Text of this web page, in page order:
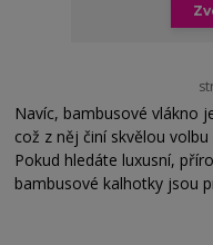
Navíc, bambusové vlákno
což z něj činí skvělou volbu
Pokud hledáte luxusní,
bambusové kalhotky jsou